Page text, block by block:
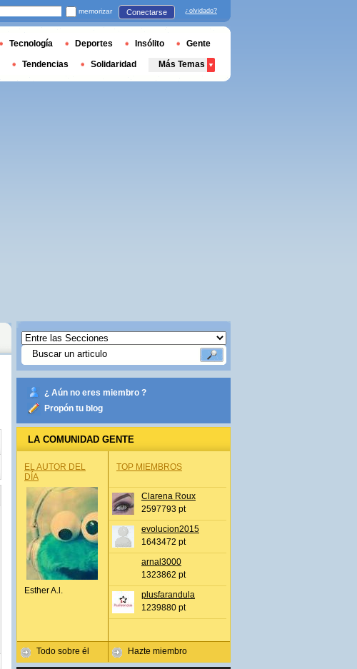
¿ Aún no eres miembro ?
Propón tu blog
LA COMUNIDAD GENTE
EL AUTOR DEL
DÍA
Esther A.l.
Todo sobre él
TOP MIEMBROS
Clarena Roux
2597793 pt
evolucion2015
1643472 pt
arnal3000
1323862 pt
plusfarandula
1239880 pt
Hazte miembro
memorizar Conectarse ¿olvidado?
Tecnología Deportes Insólito Gente
Tendencias Solidaridad Más Temas